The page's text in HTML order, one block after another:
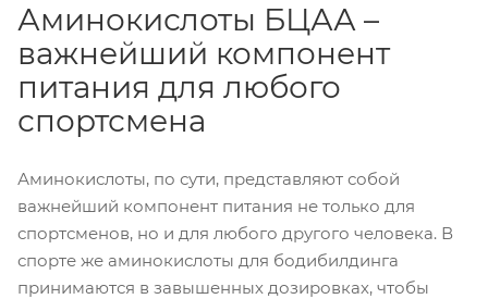
Аминокислоты БЦАА –
важнейший компонент
питания для любого
спортсмена
Аминокислоты, по сути, представляют собой
важнейший компонент питания не только для
спортсменов, но и для любого другого человека. В
спорте же аминокислоты для бодибилдинга
принимаются в завышенных дозировках, чтобы